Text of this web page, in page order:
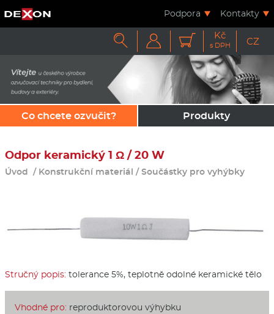
Podpora Kontakty
   Kč
s DPH CZ
Co chcete ozvučit? Produkty
Odpor keramický 1 Ω / 20 W
Úvod / Konstrukční materiál /Součástky pro vyhýbky
Stručný popis: tolerance 5%, teplotně odolné keramické tělo
Vhodné pro: reproduktorovou výhybku